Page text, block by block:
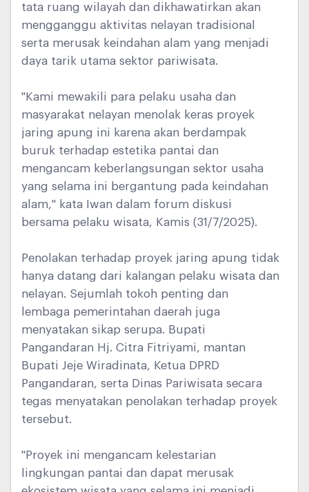
tata ruang wilayah dan dikhawatirkan akan
mengganggu aktivitas nelayan tradisional
serta merusak keindahan alam yang menjadi
daya tarik utama sektor pariwisata.
"Kami mewakili para pelaku usaha dan
masyarakat nelayan menolak keras proyek
jaring apung ini karena akan berdampak
buruk terhadap estetika pantai dan
mengancam keberlangsungan sektor usaha
yang selama ini bergantung pada keindahan
alam," kata Iwan dalam forum diskusi
bersama pelaku wisata, Kamis (31/7/2025).
Penolakan terhadap proyek jaring apung tidak
hanya datang dari kalangan pelaku wisata dan
nelayan. Sejumlah tokoh penting dan
lembaga pemerintahan daerah juga
menyatakan sikap serupa. Bupati
Pangandaran Hj. Citra Fitriyami, mantan
Bupati Jeje Wiradinata, Ketua DPRD
Pangandaran, serta Dinas Pariwisata secara
tegas menyatakan penolakan terhadap proyek
tersebut.
"Proyek ini mengancam kelestarian
lingkungan pantai dan dapat merusak